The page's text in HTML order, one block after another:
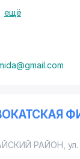
ещё
РАЙОН